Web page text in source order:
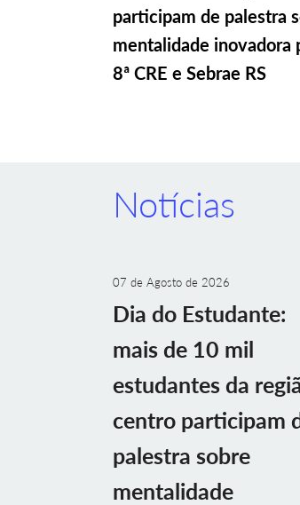
participam de palestra
mentalidade inovadora
8ª CRE e Sebrae RS
Notícias
07 de Agosto de 2026
Dia do Estudante:
mais de 10 mil
estudantes da
centro participam
palestra sobre
mentalidade